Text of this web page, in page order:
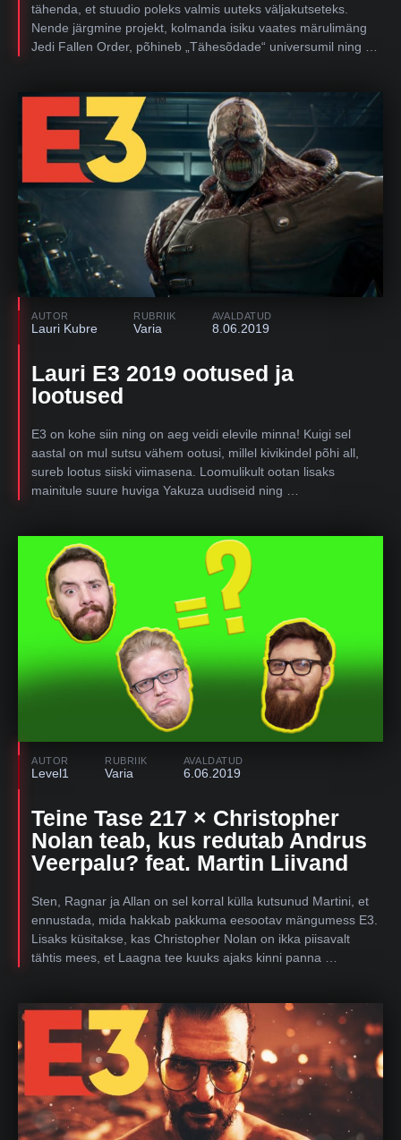
tähenda, et stuudio poleks valmis uuteks väljakutseteks.
Nende järgmine projekt, kolmanda isiku vaates märulimäng
Jedi Fallen Order, põhineb „Tähesõdade“ universumil ning …
AUTOR
Lauri Kubre
RUBRIIK
Varia
AVALDATUD
8.06.2019
Lauri E3 2019 ootused ja
lootused
E3 on kohe siin ning on aeg veidi elevile minna! Kuigi sel
aastal on mul sutsu vähem ootusi, millel kivikindel põhi all,
sureb lootus siiski viimasena. Loomulikult ootan lisaks
mainitule suure huviga Yakuza uudiseid ning …
AUTOR
Level1
RUBRIIK
Varia
AVALDATUD
6.06.2019
Teine Tase 217 × Christopher
Nolan teab, kus redutab Andrus
Veerpalu? feat. Martin Liivand
Sten, Ragnar ja Allan on sel korral külla kutsunud Martini, et
ennustada, mida hakkab pakkuma eesootav mängumess E3.
Lisaks küsitakse, kas Christopher Nolan on ikka piisavalt
tähtis mees, et Laagna tee kuuks ajaks kinni panna …